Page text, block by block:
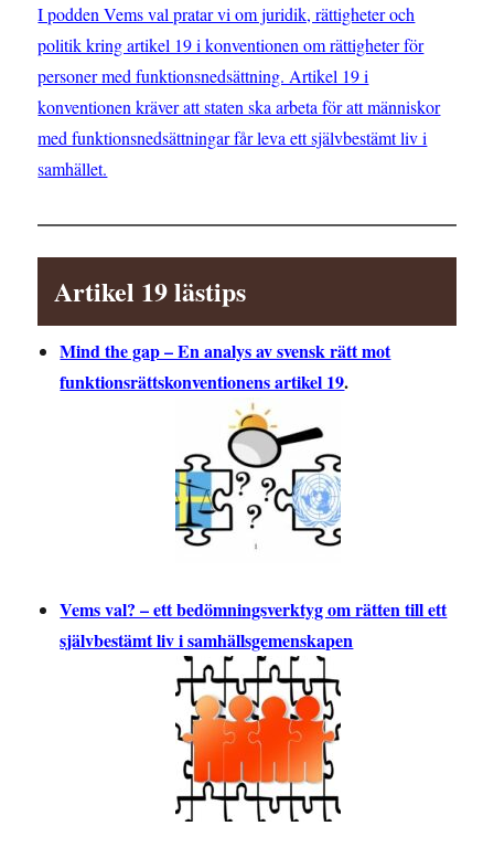
I podden Vems val pratar vi om juridik, rättigheter och
politik kring artikel 19 i konventionen om rättigheter för
personer med funktionsnedsättning. Artikel 19 i
konventionen kräver att staten ska arbeta för att människor
med funktionsnedsättningar får leva ett självbestämt liv i
samhället.
Artikel 19 lästips
Mind the gap – En analys av svensk rätt mot
funktionsrättskonventionens artikel 19.
Vems val? – ett bedömningsverktyg om rätten till ett
självbestämt liv i samhällsgemenskapen